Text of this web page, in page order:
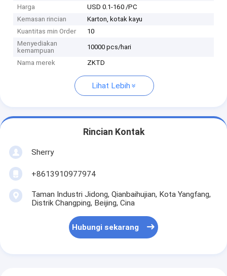
Harga
USD 0.1-160 /PC
Kemasan rincian
Karton, kotak kayu
Kuantitas min Order
10
Menyediakan
kemampuan
10000 pcs/hari
Nama merek ZKTD
Lihat Lebih
Rincian Kontak
Sherry
+8613910977974
Taman Industri Jidong, Qianbaihujian, Kota Yangfang,
Distrik Changping, Beijing, Cina
Hubungi sekarang